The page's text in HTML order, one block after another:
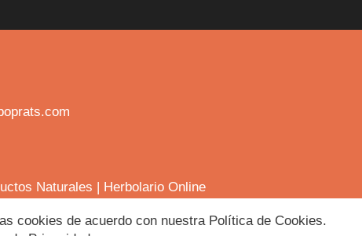
Naturales Herbolario Online
cookies de acuerdo con nuestra Política de Cookies.